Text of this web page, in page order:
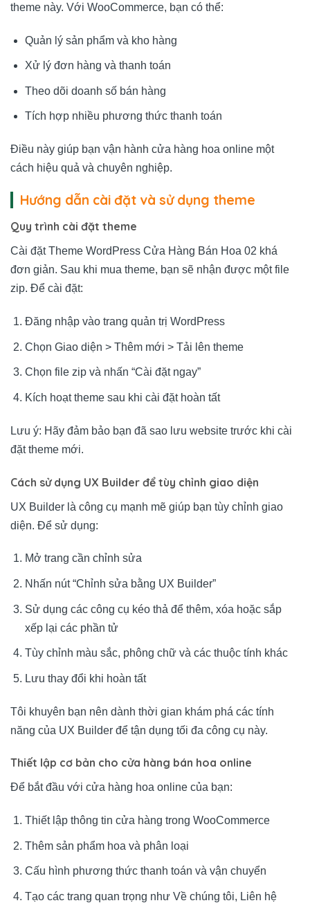
theme này. Với WooCommerce, bạn có thể:
Quản lý sản phẩm và kho hàng
Xử lý đơn hàng và thanh toán
Theo dõi doanh số bán hàng
Tích hợp nhiều phương thức thanh toán
Điều này giúp bạn vận hành cửa hàng hoa online một
cách hiệu quả và chuyên nghiệp.
Hướng dẫn cài đặt và sử dụng theme
Quy trình cài đặt theme
Cài đặt Theme WordPress Cửa Hàng Bán Hoa 02 khá
đơn giản. Sau khi mua theme, bạn sẽ nhận được một file
zip. Để cài đặt:
Đăng nhập vào trang quản trị WordPress
Chọn Giao diện > Thêm mới > Tải lên theme
Chọn file zip và nhấn “Cài đặt ngay”
Kích hoạt theme sau khi cài đặt hoàn tất
Lưu ý: Hãy đảm bảo bạn đã sao lưu website trước khi cài
đặt theme mới.
Cách sử dụng UX Builder để tùy chỉnh giao diện
UX Builder là công cụ mạnh mẽ giúp bạn tùy chỉnh giao
diện. Để sử dụng:
Mở trang cần chỉnh sửa
Nhấn nút “Chỉnh sửa bằng UX Builder”
Sử dụng các công cụ kéo thả để thêm, xóa hoặc sắp
xếp lại các phần tử
Tùy chỉnh màu sắc, phông chữ và các thuộc tính khác
Lưu thay đổi khi hoàn tất
Tôi khuyên bạn nên dành thời gian khám phá các tính
năng của UX Builder để tận dụng tối đa công cụ này.
Thiết lập cơ bản cho cửa hàng bán hoa online
Để bắt đầu với cửa hàng hoa online của bạn:
Thiết lập thông tin cửa hàng trong WooCommerce
Thêm sản phẩm hoa và phân loại
Cấu hình phương thức thanh toán và vận chuyển
Tạo các trang quan trọng như Về chúng tôi, Liên hệ